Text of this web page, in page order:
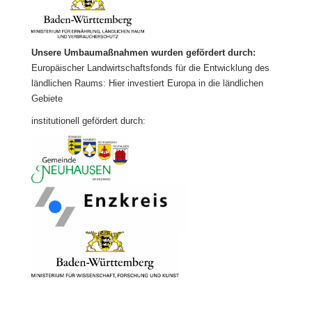
Unsere Umbaumaßnahmen wurden gefördert durch:
Europäischer Landwirtschaftsfonds für die Entwicklung des
ländlichen Raums: Hier investiert Europa in die ländlichen
Gebiete
institutionell gefördert durch: